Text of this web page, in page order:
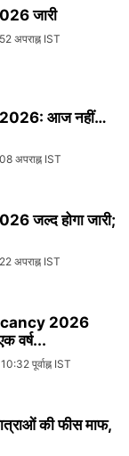
जारी
अपराह्न IST
2026: आज नहीं…
अपराह्न IST
जल्द होगा जारी;
अपराह्न IST
2026
वर्ष...
पूर्वाह्न IST
की फीस माफ,